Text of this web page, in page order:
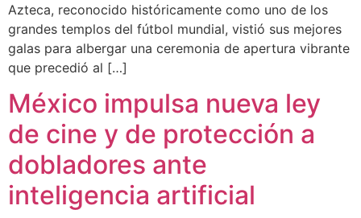
Azteca, reconocido históricamente como uno de los
grandes templos del fútbol mundial, vistió sus mejores
galas para albergar una ceremonia de apertura vibrante
que precedió al […]
México impulsa nueva ley
de cine y de protección a
dobladores ante
inteligencia artificial